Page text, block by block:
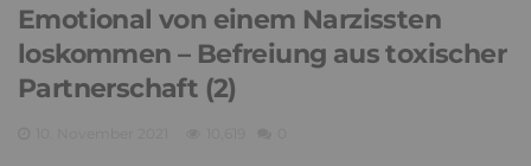
Emotional von einem Narzissten
loskommen – Befreiung aus toxischer
Partnerschaft (2)